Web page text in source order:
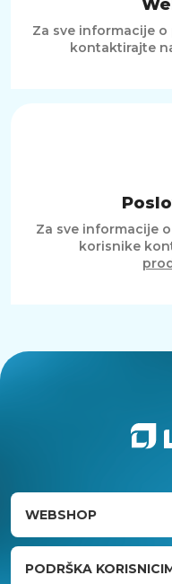
Za sve informacije
kontaktirajte
Za sve informacije
korisnike
WEBSHOP
PODRŠKA